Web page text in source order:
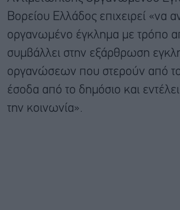
Βορείου Ελλάδος επιχειρεί «να
οργανωμένο έγκλημα με τρόπο
συμβάλλει στην εξάρθρωση
οργανώσεων που στερούν από
έσοδα από το δημόσιο και
την κοινωνία».